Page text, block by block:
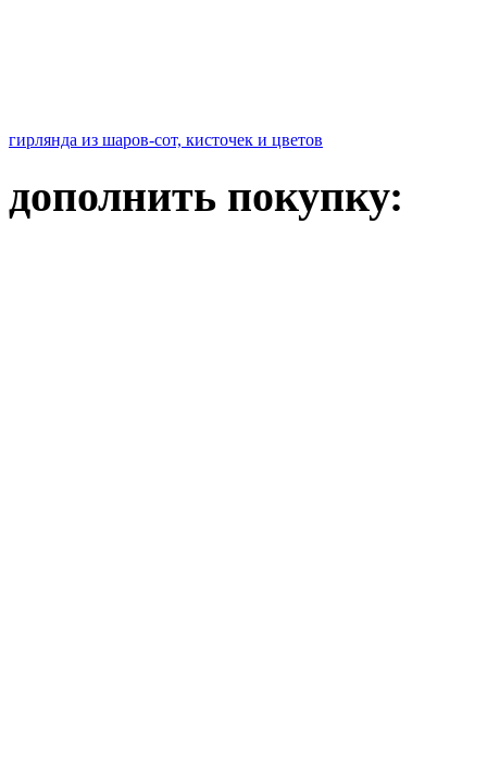
гирлянда из шаров-сот, кисточек и цветов
дополнить покупку: